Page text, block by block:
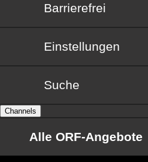
Barrierefrei
Barrierefrei
Einstellungen
Suche
Channels
Alle ORF-Angebote